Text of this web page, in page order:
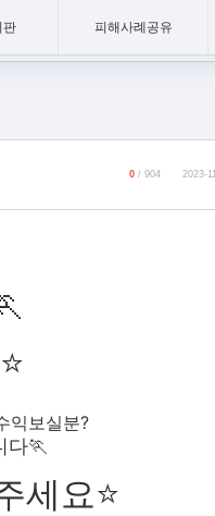
판 피해사례공유
0 / 904 2023-
익보실분?
다🏃
세요⭐